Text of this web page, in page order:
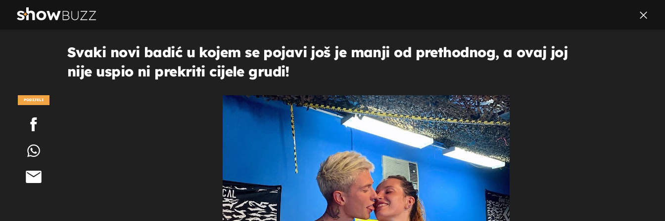
Svaki novi badić u kojem se pojavi još je manji od prethodnog, a ovaj joj
nije uspio ni prekriti cijele grudi!
PODIJELI